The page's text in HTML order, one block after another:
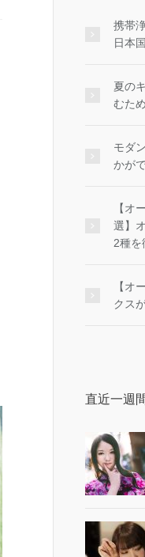
携帯
日本
夏の
むた
モダ
かが
【オ
選】
2種を
【オ
クス
直近一週